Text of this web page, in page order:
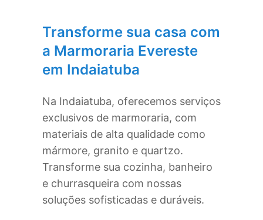
Transforme sua casa com
a Marmoraria Evereste
em Indaiatuba
Na Indaiatuba, oferecemos serviços
exclusivos de marmoraria, com
materiais de alta qualidade como
mármore, granito e quartzo.
Transforme sua cozinha, banheiro
e churrasqueira com nossas
soluções sofisticadas e duráveis.